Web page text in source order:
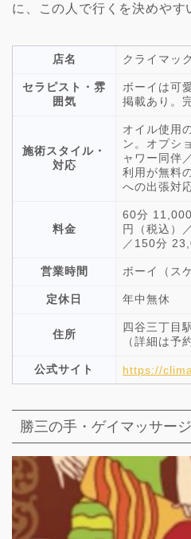
に、この人で行くを決めやす
店名 クライマッ
セラピスト・雰
囲気
ボーイは可
掲載あり。
施術スタイル・
対応
オイル使用
ン。オプシ
ャワー同伴
利用が無料
への出張対応
料金
60分
円（税込）
／150分
営業時間 ボーイ（ス
定休日 年中無休
住所
四谷三丁目
（詳細は予
公式サイト https://
勝三の手・ゲイマッサージ